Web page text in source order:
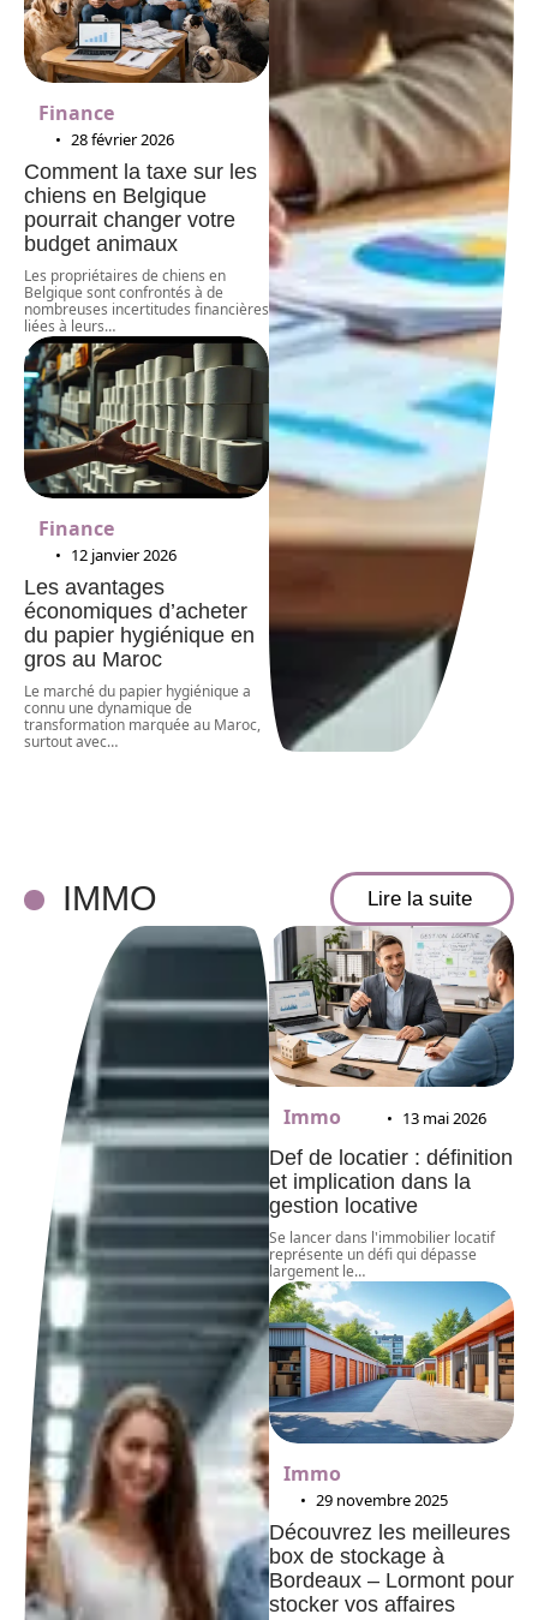
Finance
28 février 2026
Comment la taxe sur les
chiens en Belgique
pourrait changer votre
budget animaux
Les propriétaires de chiens en
Belgique sont confrontés à de
nombreuses incertitudes financières
liées à leurs…
Finance
12 janvier 2026
Les avantages
économiques d’acheter
du papier hygiénique en
gros au Maroc
Le marché du papier hygiénique a
connu une dynamique de
transformation marquée au Maroc,
surtout avec…
IMMO Lire la suite
Immo 13 mai 2026
Def de locatier : définition
et implication dans la
gestion locative
Se lancer dans l'immobilier locatif
représente un défi qui dépasse
largement le…
Immo
29 novembre 2025
Découvrez les meilleures
box de stockage à
Bordeaux – Lormont pour
stocker vos affaires